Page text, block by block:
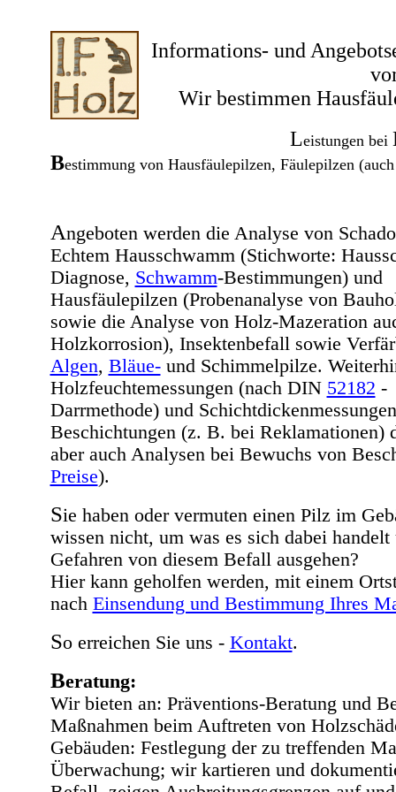
Informations- und
Wir bestimmen
Leistungen bei
Bestimmung von Hausfäulepilzen, Fäulepilzen
Angeboten werden die Analyse von
Echtem Hausschwamm (Stichworte:
Diagnose, Schwamm-Bestimmungen) und
Hausfäulepilzen (Probenanalyse von
sowie die Analyse von Holz-Mazeration
Holzkorrosion), Insektenbefall sowie
Algen, Bläue-und Schimmelpilze.
Holzfeuchtemessungen (nach DIN 52182 -
Darrmethode) und
Beschichtungen (z. B. bei Reklamationen)
aber auch Analysen bei Bewuchs von
Preise).
Sie haben oder vermuten einen Pilz im
wissen nicht, um was es sich dabei handelt
Gefahren von diesem Befall ausgehen?
Hier kann geholfen werden, mit einem
nach Einsendung und Bestimmung Ihres
So erreichen Sie uns - Kontakt.
Beratung:
Wir bieten an: Präventions-Beratung und
Maßnahmen beim Auftreten von
Gebäuden: Festlegung der zu treffenden
Überwachung; wir kartieren und